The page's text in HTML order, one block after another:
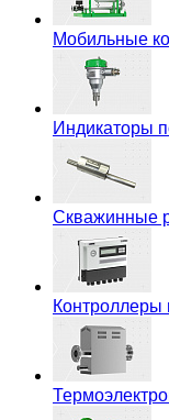
Мобильные
Индикаторы
Скважинные
Контроллеры